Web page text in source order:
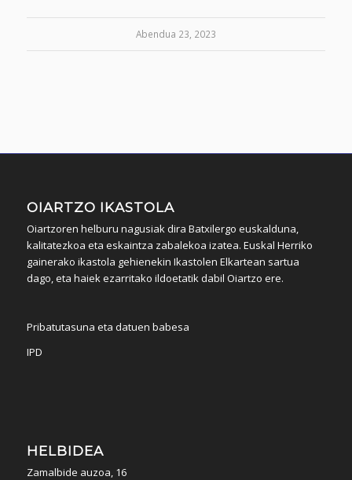
Abendua 23, 2023
OIARTZO IKASTOLA
Oiartzoren helburu nagusiak dira Batxilergo euskalduna,
kalitatezkoa eta eskaintza zabalekoa izatea. Euskal Herriko
gainerako ikastola gehienekin Ikastolen Elkartean sartua
dago, eta haiek ezarritako ildoetatik dabil Oiartzo ere.
Pribatutasuna eta datuen babesa
IPD
HELBIDEA
Zamalbide auzoa, 16